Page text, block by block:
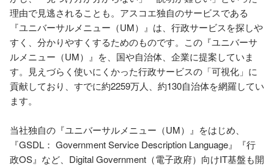
理由で見逃されることも。アスコエ独自のサービスである
『ユニバーサルメニュー（UM）』は、行政サービスを探しや
すく、分かりやすくするためのものです。この『ユニバーサ
ルメニュー（UM）』を、国や自治体、企業に提案していま
す。見えづらく使いにくかった行政サービスの「可視化」に
貢献しており、すでに約2259万人、約130自治体を網羅してい
ます。
当社独自の『ユニバーサルメニュー（UM）』をはじめ、
『GSDL： Government Service Description Language』『行
政OS』など、Digital Government（電子政府）向けIT基盤も開